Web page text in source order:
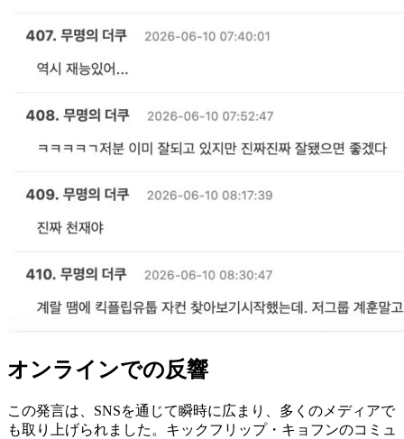
オンラインでの反響
この発言は、SNSを通じて瞬時に広まり、多くのメディアで
も取り上げられました。キックフリップ・キョフンのコミュ